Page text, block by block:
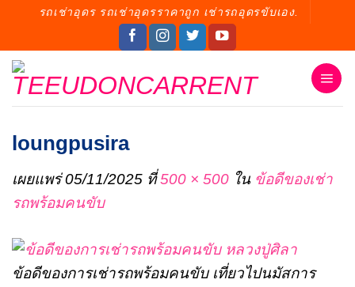
ยัง
เนื้อหา
รถเช่าอุดร รถเช่าอุดรราคาถูก เช่ารถอุดรขับเอง.
loungpusira
เผยแพร่05/11/2025 ที่500 × 500 ใน ข้อดีของเช่า
รถพร้อมคนขับ
ข้อดีของการเช่ารถพร้อมคนขับ เที่ยวไปนมัสการ